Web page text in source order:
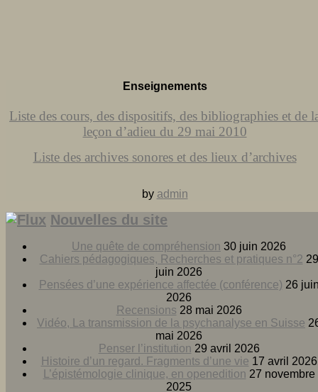
Enseignements
Liste des cours, des dispositifs, des bibliographies et de
leçon d’adieu du 29 mai 2010
Liste des archives sonores et des lieux d’archives
by admin
Nouvelles du site
Une quête de compréhension 30 juin 2026
Cahiers pédagogiques, Recherches et pratiques n°2 29
juin 2026
Pensées d’une expérience affectée (conférence) 26
2026
Recensions 28 mai 2026
Vidéo, La transmission de la psychanalyse en Suisse
mai 2026
Penser l’institution 29 avril 2026
Histoire d’un regard. Fragments d’une vie 17 avril 2026
L’épistémologie clinique, en openedition 27 novembre
2025